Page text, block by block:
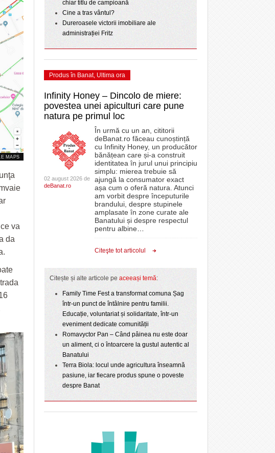
MAPS
va
da
chiar titlu de campioană
Cine a tras vântul?
Dureroasele victorii imobiliare ale
administrației Fritz
Produs în Banat, Ultima ora
Infinity Honey – Dincolo de miere:
povestea unei apiculturi care pune
natura pe primul loc
02 august 2026 de
deBanat.ro
În urmă cu un an, cititorii
deBanat.ro făceau cunoștință
cu Infinity Honey, un producător
bănățean care și-a construit
identitatea în jurul unui principiu
simplu: mierea trebuie să
ajungă la consumator exact
așa cum o oferă natura. Atunci
am vorbit despre începuturile
brandului, despre stupinele
amplasate în zone curate ale
Banatului și despre respectul
pentru albine
Citeşte tot articolul
Citește și alte articole pe aceeași temă:
Family Time Fest a transformat comuna Șag
într-un punct de întâlnire pentru familii.
Educație, voluntariat și solidaritate, într-un
eveniment dedicate comunității
Romavyctor Pan – Când pâinea nu este doar
un aliment, ci o întoarcere la gustul autentic al
Banatului
Terra Biola: locul unde agricultura înseamnă
pasiune, iar fiecare produs spune o poveste
despre Banat